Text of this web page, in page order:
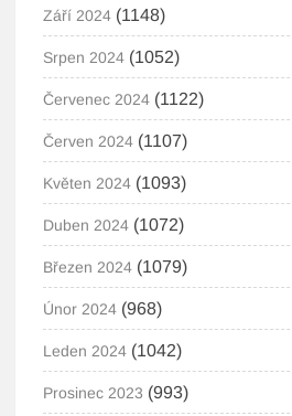
Září 2024 (1148)
Srpen 2024 (1052)
Červenec 2024 (1122)
Červen 2024 (1107)
Květen 2024 (1093)
Duben 2024 (1072)
Březen 2024 (1079)
Únor 2024 (968)
Leden 2024 (1042)
Prosinec 2023 (993)